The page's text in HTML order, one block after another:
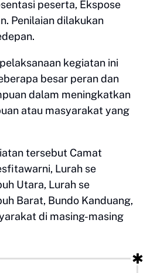
peserta, Ekspose
Penilaian dilakukan
kegiatan ini
besar peran dan
dalam meningkatkan
atau masyarakat yang
tersebut Camat
Lurah se
Utara, Lurah se
Barat, Bundo Kanduang,
di masing-masing